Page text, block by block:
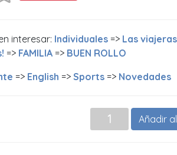
interesar: Individuales => Las viajeras
=> FAMILIA => BUEN ROLLO
=> English => Sports => Novedades
Añadir